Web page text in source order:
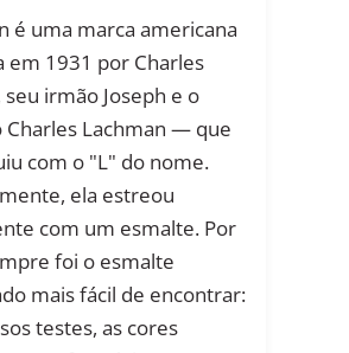
é uma marca americana
em 1931 por Charles
seu irmão Joseph e o
Charles Lachman — que
com o "L" do nome.
ela estreou
com um esmalte. Por
foi o esmalte
mais fácil de encontrar:
testes, as cores